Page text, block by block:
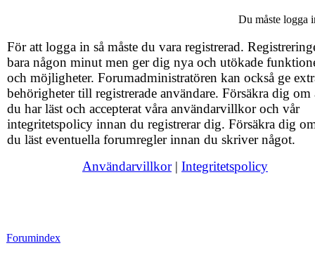
Du måste logga
För att logga in så måste du vara registrerad.
bara någon minut men ger dig nya och utökade
och möjligheter. Forumadministratören kan också ge
behörigheter till registrerade användare. Försäkra dig om
du har läst och accepterat våra användarvillkor och vår
integritetspolicy innan du registrerar dig. Försäkra dig
du läst eventuella forumregler innan du skriver något.
Användarvillkor| Integritetspolicy
Forumindex